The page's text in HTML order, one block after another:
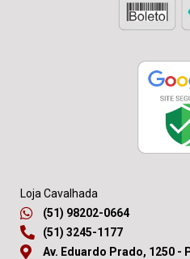
Loja Cavalhada
(51) 98202-0664
(51) 3245-1177
Av. Eduardo Prado, 1250 -